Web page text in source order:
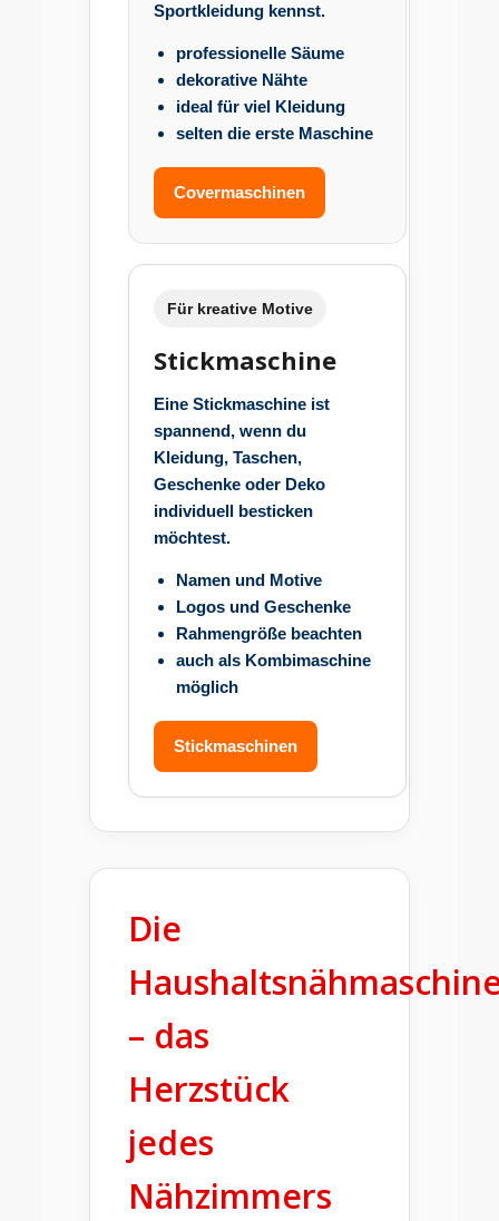
Sportkleidung kennst.
professionelle Säume
dekorative Nähte
ideal für viel Kleidung
selten die erste Maschine
Covermaschinen
Für kreative Motive
Stickmaschine
Eine Stickmaschine ist
spannend, wenn du
Kleidung, Taschen,
Geschenke oder Deko
individuell besticken
möchtest.
Namen und Motive
Logos und Geschenke
Rahmengröße beachten
auch als Kombimaschine
möglich
Stickmaschinen
Die
– das
Herzstück
jedes
Nähzimmers